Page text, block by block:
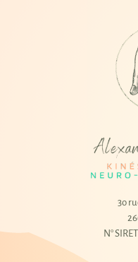
3o
N°